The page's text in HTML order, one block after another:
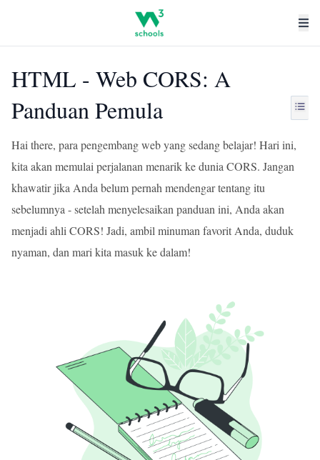
HTML - Web CORS: A
Panduan Pemula
Hai there, para pengembang web yang sedang belajar! Hari ini,
kita akan memulai perjalanan menarik ke dunia CORS. Jangan
khawatir jika Anda belum pernah mendengar tentang itu
sebelumnya - setelah menyelesaikan panduan ini, Anda akan
menjadi ahli CORS! Jadi, ambil minuman favorit Anda, duduk
nyaman, dan mari kita masuk ke dalam!